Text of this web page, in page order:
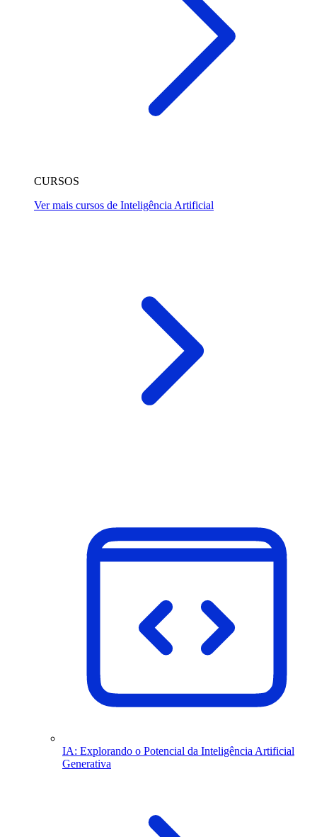
CURSOS
Ver mais cursos de Inteligência Artificial
IA: Explorando o Potencial da Inteligência Artificial
Generativa